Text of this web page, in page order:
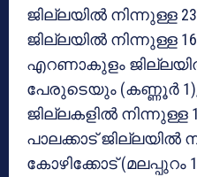
ജില്ലയില്‍ നിന്നുള്ള
ജില്ലയില്‍ നിന്നുള്ള
എറണാകുളം
പേരുടെയും (കണ്ണൂര്‍
ജില്ലകളില്‍ നിന്നുള്ള
പാലക്കാട് ജില്ലയില്‍
കോഴിക്കോട്